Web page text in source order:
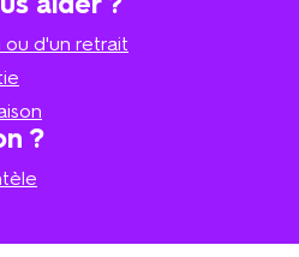
ou d'un retrait
?